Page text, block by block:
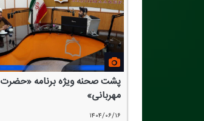
پشت صحنه ویژه برنامه «حضرت
مهربانی»
۱۴۰۴/۰۶/۱۶